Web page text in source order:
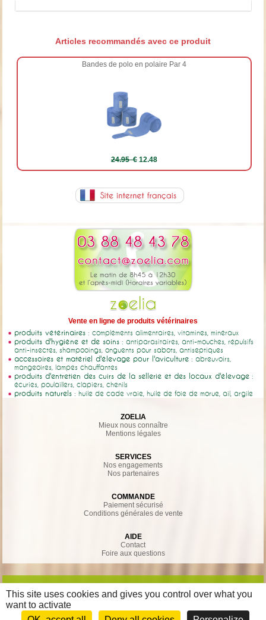
Articles recommandés avec ce produit
Bandes de polo en polaire Par 4
24.95 €12.48
Vente en ligne de produits vétérinaires
produits vétérinaires : compléments alimentaires, vitamines, minéraux
produits d'hygiène et de soins : antiparasitaires, anti-mouches, répulsifs
anti-insectes, shampooings, onguents pour sabots, antiseptiques
accessoires et matériel d'élevage pour l'aviculture : abreuvoirs,
mangeoires, lampes chauffantes
produits d'entretien des cuirs de la sellerie et des locaux d'élevage :
écuries, poulaillers, clapiers, chenils
produits naturels : huile de cade vraie, huile de foie de morue, ail, argile
ZOELIA
Mieux nous connaître
Mentions légales
SERVICES
Nos engagements
Nos partenaires
COMMANDE
Paiement sécurisé
Conditions générales de vente
AIDE
Contact
Foire aux questions
This site uses cookies and gives you control over what you
want to activate